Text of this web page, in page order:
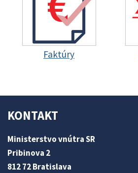
Faktúry
KONTAKT
Ministerstvo vnútra SR
Pribinova 2
812 72 Bratislava